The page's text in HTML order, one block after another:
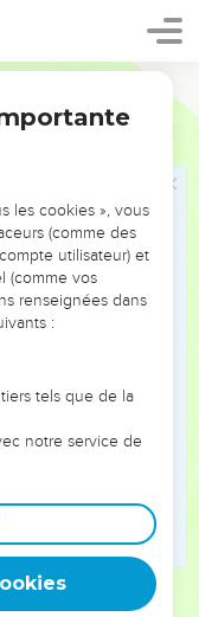
t'adresse en ce
les enfants d'Israël,
nos péchés
nous avons
que tu
ordre à Moïse,
pécherez, je vous
mes
alors, quand
là je vous
le lieu que j'ai choisi
tu as rachetés par
à la prière de
qui veulent
les cookies », vous
(comme des
utilisateur) et
(comme vos
renseignées dans
:
tels que de la
notre service de